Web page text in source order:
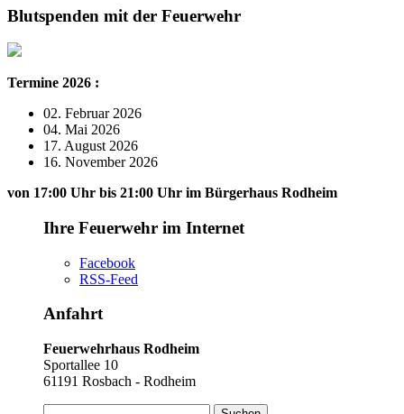
Blutspenden mit der Feuerwehr
Termine 2026 :
02. Februar 2026
04. Mai 2026
17. August 2026
16. November 2026
von 17:00 Uhr bis 21:00 Uhr im Bürgerhaus Rodheim
Ihre Feuerwehr im Internet
Facebook
RSS-Feed
Anfahrt
Feuerwehrhaus Rodheim
Sportallee 10
61191 Rosbach - Rodheim